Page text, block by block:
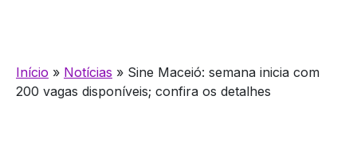
Início » Notícias » Sine Maceió: semana inicia com
200 vagas disponíveis; confira os detalhes